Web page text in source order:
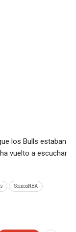
los Bulls estaban
vuelto a escuchar
SomosNBA